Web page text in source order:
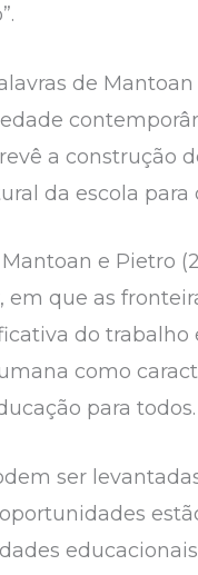
de
a construção
da escola
e Pietro
que as
do
como
para todos.
ser